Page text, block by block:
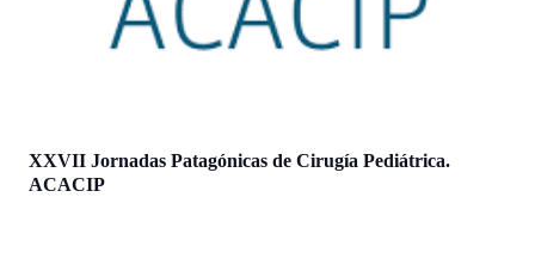
XXVII Jornadas Patagónicas de Cirugía Pediátrica.
ACACIP